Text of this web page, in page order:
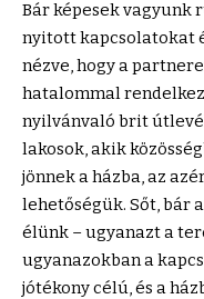
Bár képesek vagyunk
nyitott kapcsolatokat
nézve, hogy a
hatalommal
nyilvánvaló brit
lakosok, akik
jönnek a házba, az
lehetőségük. Sőt, bár
élünk – ugyanazt a
ugyanazokban a
jótékony célú, és a